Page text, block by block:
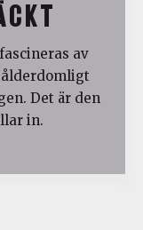
av
Det är den
in.